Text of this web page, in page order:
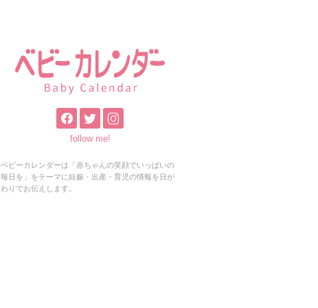
follow me!
ベビーカレンダーは「赤ちゃんの笑顔でいっぱいの
毎日を」をテーマに妊娠・出産・育児の情報を日が
わりでお伝えします。